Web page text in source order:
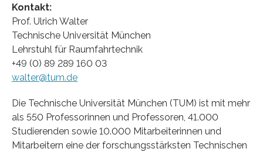
Kontakt:
Prof. Ulrich Walter
Technische Universität München
Lehrstuhl für Raumfahrtechnik
+49 (0) 89 289 160 03
walter@tum.de
Die Technische Universität München (TUM) ist mit mehr
als 550 Professorinnen und Professoren, 41.000
Studierenden sowie 10.000 Mitarbeiterinnen und
Mitarbeitern eine der forschungsstärksten Technischen